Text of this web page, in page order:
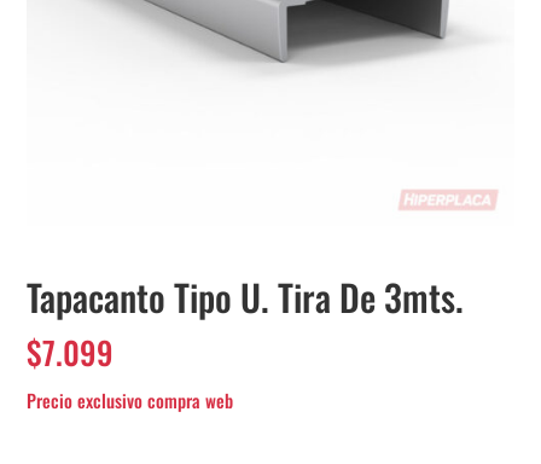
Tapacanto Tipo U. Tira De 3mts.
$7.099